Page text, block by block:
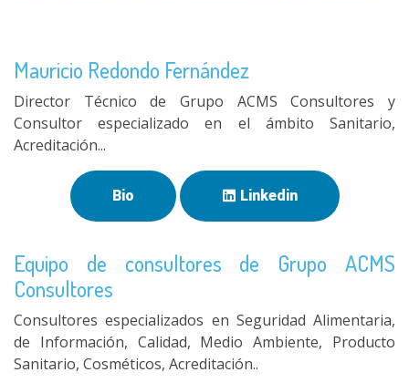
Mauricio Redondo Fernández
Director Técnico de Grupo ACMS Consultores y
Consultor especializado en el ámbito Sanitario,
Acreditación...
Bio Linkedin
Equipo de consultores de Grupo ACMS
Consultores
Consultores especializados en Seguridad Alimentaria,
de Información, Calidad, Medio Ambiente, Producto
Sanitario, Cosméticos, Acreditación..